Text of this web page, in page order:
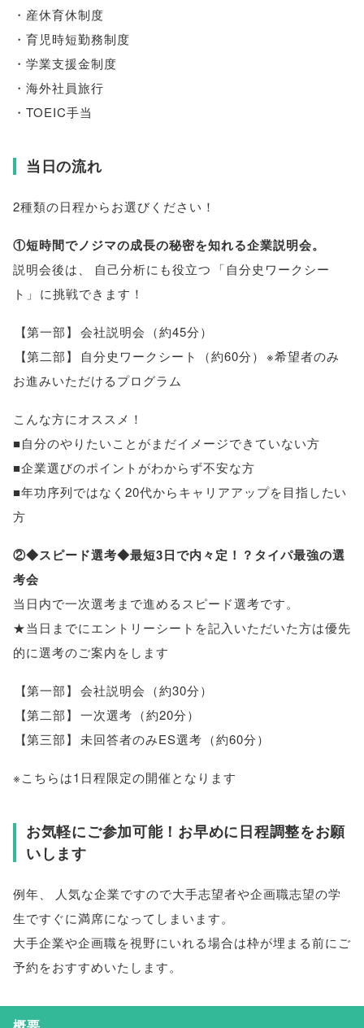
・産休育休制度
・育児時短勤務制度
・学業支援金制度
・海外社員旅行
・TOEIC手当
当日の流れ
2種類の日程からお選びください！
①短時間でノジマの成長の秘密を知れる企業説明会。
説明会後は、 自己分析にも役立つ 「自分史ワークシー
ト 」 に挑戦できます！
【第一部】 会社説明会 （約45分）
【第二部】 自分史ワークシート （約60分） ※希望者のみ
お進みいただけるプログラム
こんな方にオススメ！
■自分のやりたいことがまだイメージできていない方
■企業選びのポイントがわからず不安な方
■年功序列ではなく20代からキャリアアップを目指したい
方
②◆スピード選考◆最短3日で内々定！？タイパ最強の選
考会
当日内で一次選考まで進めるスピード選考です。
★当日までにエントリーシートを記入いただいた方は優先
的に選考のご案内をします
【第一部】 会社説明会 （約30分）
【第二部】 一次選考 （約20分）
【第三部】 未回答者のみES選考 （約60分）
※こちらは1日程限定の開催となります
お気軽にご参加可能！お早めに日程調整をお願
いします
例年
人気な企業ですので大手志望者や企画職志望の学
生ですぐに満席になってしまいます。
大手企業や企画職を視野にいれる場合は枠が埋まる前にご
予約をおすすめいたします。